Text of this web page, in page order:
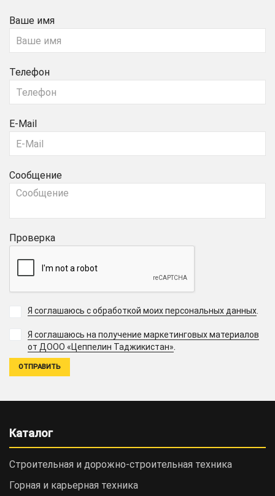
Ваше имя
Телефон
E-Mail
Сообщение
Проверка
Я соглашаюсь с обработкой моих персональных данных
Я соглашаюсь на получение маркетинговых материалов
от ДООО «Цеппелин Таджикистан».
Каталог
Строительная и дорожно-cтроительная техника
Горная и карьерная техника